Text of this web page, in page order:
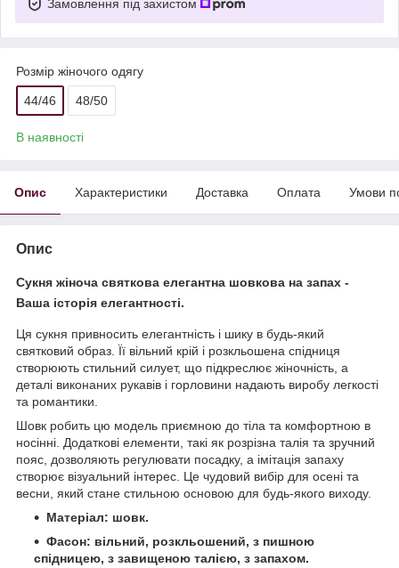
Замовлення під захистом
Розмір жіночого одягу
44/46 48/50
В наявності
Опис Характеристики Доставка Оплата Умови
Опис
Сукня жіноча святкова елегантна шовкова на запах -
Ваша історія елегантності.
Ця сукня привносить елегантність і шику в будь-який
святковий образ. Її вільний крій і розкльошена спідниця
створюють стильний силует, що підкреслює жіночність, а
деталі виконаних рукавів і горловини надають виробу легкості
та романтики.
Шовк робить цю модель приємною до тіла та комфортною в
носінні. Додаткові елементи, такі як розрізна талія та зручний
пояс, дозволяють регулювати посадку, а імітація запаху
створює візуальний інтерес. Це чудовий вибір для осені та
весни, який стане стильною основою для будь-якого виходу.
Матеріал: шовк.
Фасон: вільний, розкльошений, з пишною
спідницею, з завищеною талією, з запахом.